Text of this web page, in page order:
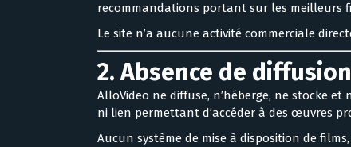
recommandations portant sur les meilleurs
Le site n’a aucune activité commerciale
2. Absence de
AlloVideo ne diffuse, n’héberge, ne stocke
ni lien permettant d’accéder à des œuvres
Aucun système de mise à disposition de